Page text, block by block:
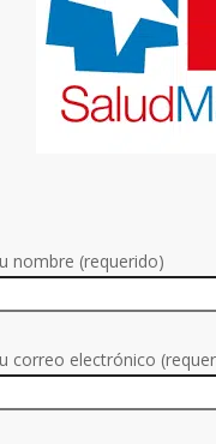
nombre (requerido)
correo electrónico